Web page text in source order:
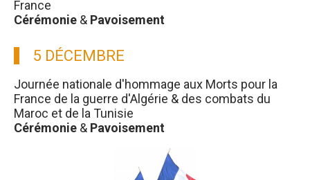
France
Cérémonie & Pavoisement
5 DÉCEMBRE
Journée nationale d'hommage aux Morts pour la
France de la guerre d'Algérie & des combats du
Maroc et de la Tunisie
Cérémonie & Pavoisement